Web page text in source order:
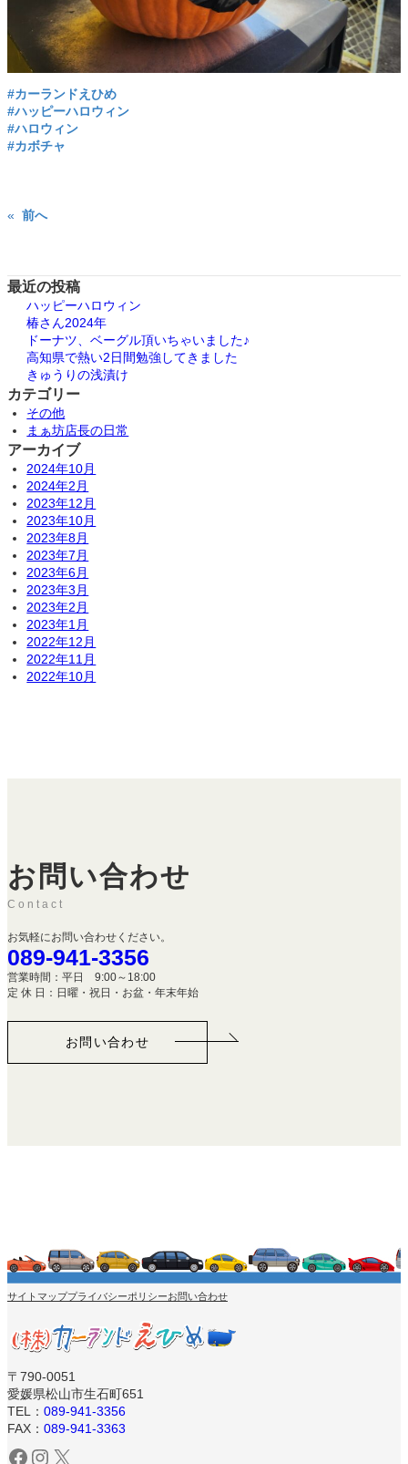
#カーランドえひめ
#ハッピーハロウィン
#ハロウィン
#カボチャ
« 前へ
最近の投稿
ハッピーハロウィン
椿さん2024年
ドーナツ、ベーグル頂いちゃいました♪
高知県で熱い2日間勉強してきました
きゅうりの浅漬け
カテゴリー
その他
まぁ坊店長の日常
アーカイブ
2024年10月
2024年2月
2023年12月
2023年10月
2023年8月
2023年7月
2023年6月
2023年3月
2023年2月
2023年1月
2022年12月
2022年11月
2022年10月
お問い合わせ
Contact
お気軽にお問い合わせください。
089-941-3356
営業時間：平日 9:00～18:00
定 休 日：日曜・祝日・お盆・年末年始
お問い合わせ
サイトマッププライバシーポリシーお問い合わせ
〒790-0051
愛媛県松山市生石町651
TEL： 089-941-3356
FAX： 089-941-3363
Facebook Instagram X